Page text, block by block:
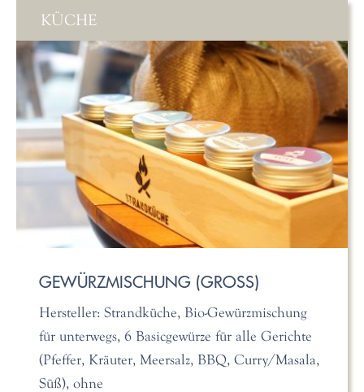
KÜCHE
GEWÜRZMISCHUNG (GROSS)
Hersteller: Strandküche, Bio-Gewürzmischung
für unterwegs, 6 Basicgewürze für alle Gerichte
(Pfeffer, Kräuter, Meersalz, BBQ, Curry/Masala,
Süß), ohne